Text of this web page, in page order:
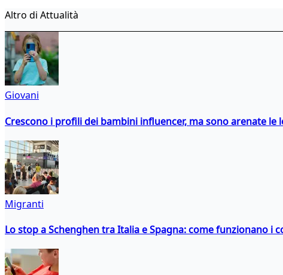
Altro di Attualità
Giovani
Crescono i profili dei bambini influencer, ma sono arenate le
Migranti
Lo stop a Schenghen tra Italia e Spagna: come funzionano i